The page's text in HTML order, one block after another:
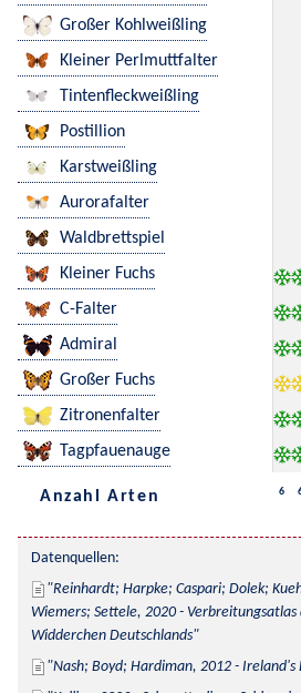
Großer Kohlweißling
Kleiner Perlmuttfalter
Tintenfleckweißling
Postillion
Karstweißling
Aurorafalter
Waldbrettspiel
Kleiner Fuchs
C-Falter
Admiral
Großer Fuchs
Zitronenfalter
Tagpfauenauge
Anzahl Arten 6
Datenquellen:
Reinhardt; Harpke; Caspari; Dolek;
Wiemers; Settele, 2020 -
Widderchen Deutschlands
Nash; Boyd; Hardiman, 2012 - Ireland's